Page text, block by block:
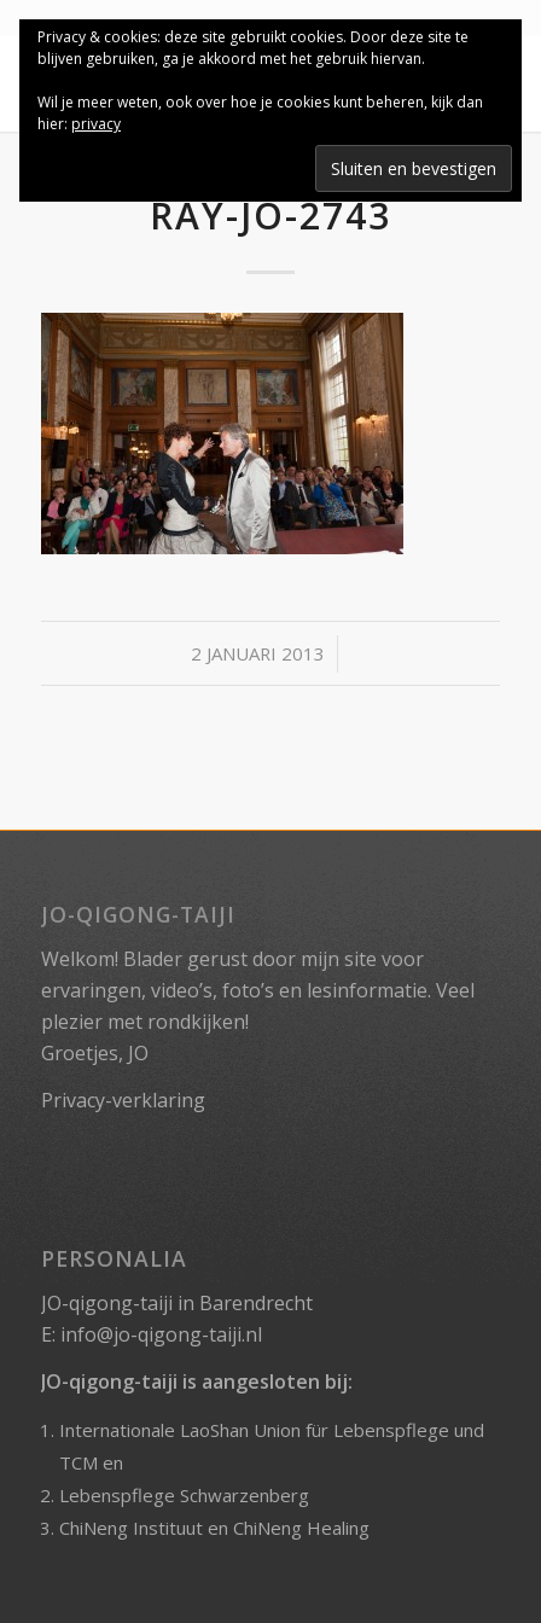
RAY-JO-2743
2 JANUARI 2013
/
JO-QIGONG-TAIJI
Welkom! Blader gerust door mijn site voor
ervaringen, video’s, foto’s en lesinformatie. Veel
plezier met rondkijken!
Groetjes, JO
Privacy-verklaring
PERSONALIA
JO-qigong-taiji in Barendrecht
E: info@jo-qigong-taiji.nl
JO-qigong-taiji is aangesloten bij:
Internationale LaoShan Union für Lebenspflege und
TCM en
Lebenspflege Schwarzenberg
ChiNeng Instituuten ChiNeng Healing
Privacy & cookies: deze site gebruikt cookies. Door deze site te
blijven gebruiken, ga je akkoord met het gebruik hiervan.
Wil je meer weten, ook over hoe je cookies kunt beheren, kijk dan
hier: privacy